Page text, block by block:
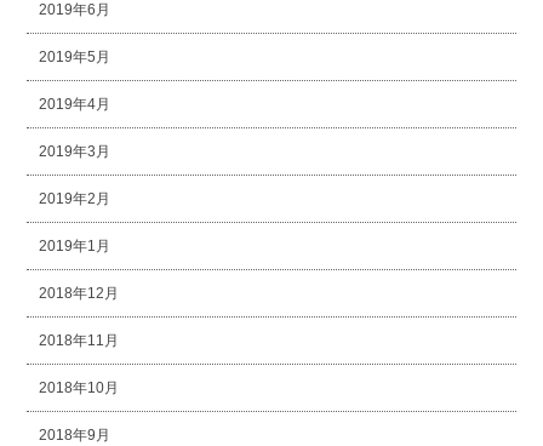
2019年6月
2019年5月
2019年4月
2019年3月
2019年2月
2019年1月
2018年12月
2018年11月
2018年10月
2018年9月